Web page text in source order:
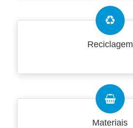
Reciclagem
Materiais